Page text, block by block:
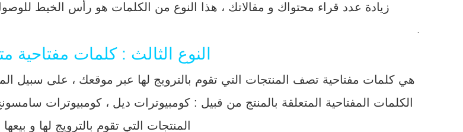
زيادة عدد قراء محتواك و مقالاتك ، هذا النوع من الكلمات هو رأس الخيط
.
النوع الثالث : كلمات مفتاحية
هي كلمات مفتاحية تصف المنتجات التي تقوم بالترويج لها عبر موقعك ، على سبيل
الكلمات المفتاحية المتعلقة بالمنتج من قبيل : كومبيوترات ديل ، كومبيوترات
المنتجات التي تقوم بالترويج لها و